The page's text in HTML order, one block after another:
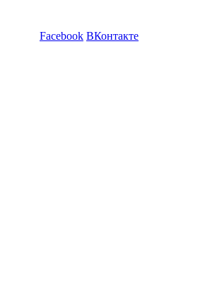
Facebook ВКонтакте